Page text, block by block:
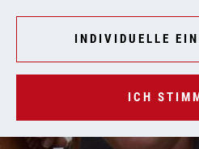
INDIVIDUELLE
ICH